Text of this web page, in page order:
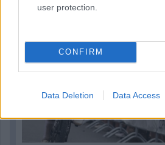
user protection.
CONFIRM
Data Deletion Data Access